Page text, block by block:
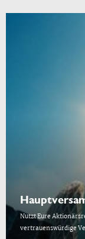
Nutzt Eure
vertrauenswürdige